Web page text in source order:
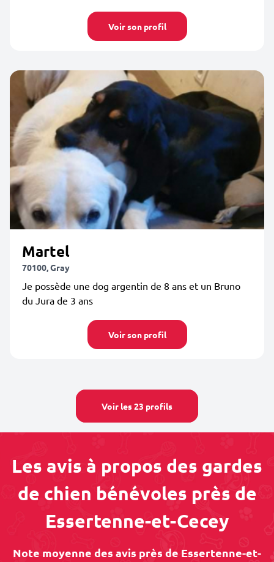
Voir son profil
Martel
70100, Gray
Je possède une dog argentin de 8 ans et un Bruno
du Jura de 3 ans
Voir son profil
Voir les 23 profils
Les avis à propos des gardes
de chien bénévoles près de
Essertenne-et-Cecey
Note moyenne des avis près de Essertenne-et-